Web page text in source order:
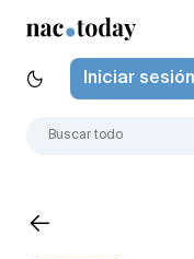
Iniciar sesión